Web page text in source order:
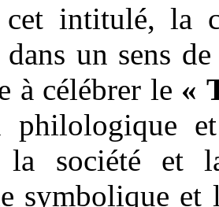
intitulé, la
dans un sens
à célébrer le «
philologique
la société et
symbolique